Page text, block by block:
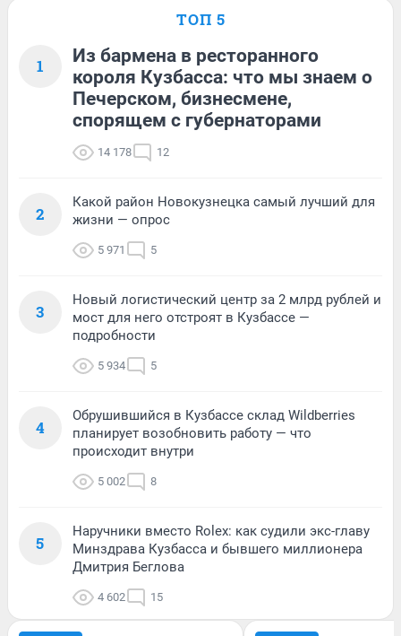
ТОП 5
1
Из бармена в ресторанного
короля Кузбасса: что мы знаем о
Печерском, бизнесмене,
спорящем с губернаторами
14 178 12
2
Какой район Новокузнецка самый лучший для
жизни — опрос
5 971 5
3
Новый логистический центр за 2 млрд рублей и
мост для него отстроят в Кузбассе —
подробности
5 934 5
4
Обрушившийся в Кузбассе склад Wildberries
планирует возобновить работу — что
происходит внутри
5 002 8
5
Наручники вместо Rolex: как судили экс-главу
Минздрава Кузбасса и бывшего миллионера
Дмитрия Беглова
4 602 15